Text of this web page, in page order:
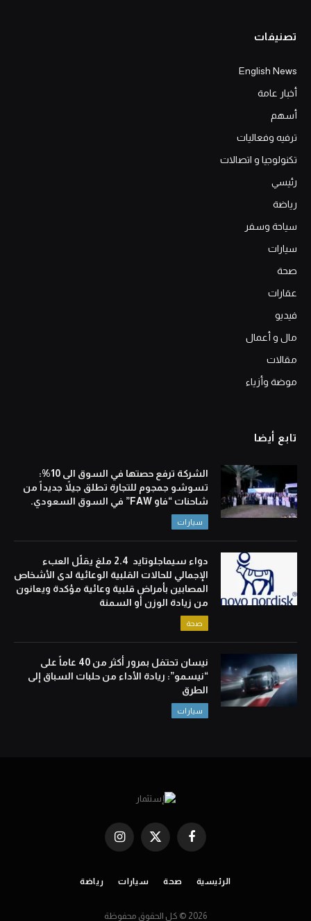
تصنيفات
English News
أخبار عامة
أسهم
ترفيه وفعاليات
تكنولوجيا و اتصالات
رئيسي
رياضة
سياحة وسفر
سيارات
صحة
عقارات
فيديو
مال و أعمال
مقالات
موضة وأزياء
تابع أيضا
الشركة ترفع حصتها في السوق الى 10%:
تسوشو جمجوم للتجارة تطلق جيلاً جديداً من
شاحنات “فاو FAW” في السوق السعودي.
سيارات
دواء سيماجلوتايد 2.4 ملغ يقلّل العبء
الإجمالي للحالات القلبية الوعائية لدى الأشخاص
المصابين بأمراض قلبية وعائية مؤكدة ويعانون
من زيادة الوزن أو السمنة
صحة
نيسان تحتفل بمرور أكثر من 40 عاماً على
“نيسمو”: ريادة الأداء من حلبات السباق إلى
الطرق
سيارات
Facebook
X
Instagram
الرئيسية صحة سيارات رياضة
2026 © كل الحقوق محفوظة